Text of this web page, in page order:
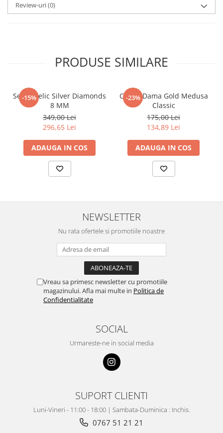
Review-uri(0)
PRODUSE SIMILARE
-15%
Set Angelic Silver Diamonds
8 MM
349,00 Lei
296,65 Lei
ADAUGA IN COS
-23%
Cercei Dama Gold Medusa
Classic
175,00 Lei
134,89 Lei
ADAUGA IN COS
NEWSLETTER
Nu rata ofertele si promotiile noastre
Vreau sa primesc newsletter cu promotiile
magazinului. Afla mai multe in Politica de
Confidentialitate
SOCIAL
Urmareste-ne in social media
SUPORT CLIENTI
Luni-Vineri - 11:00 - 18:00 | Sambata-Duminica : Inchis.
0767 51 21 21